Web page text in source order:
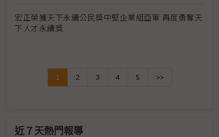
宏正榮獲天下永續公民獎中堅企業組亞軍 再度勇奪天
下人才永續獎
1 2 3 4 5 >>
近７天熱門報導